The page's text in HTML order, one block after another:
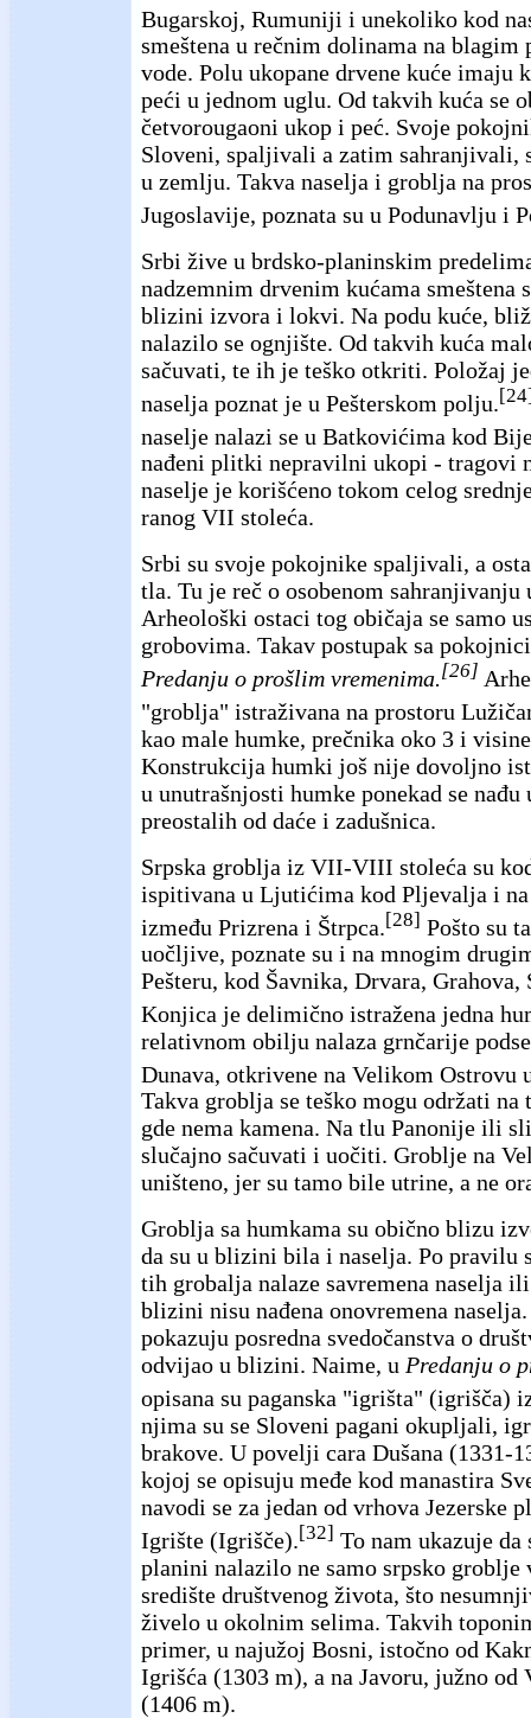
Bugarskoj, Rumuniji i unekoliko kod
smeštena u rečnim dolinama na
vode. Polu ukopane drvene kuće imaju
peći u jednom uglu. Od takvih kuća se
četvorougaoni ukop i peć. Svoje
Sloveni, spaljivali a zatim sahranjivali,
u zemlju. Takva naselja i groblja na
Jugoslavije, poznata su u Podunavlju i
Srbi žive u brdsko-planinskim
nadzemnim drvenim kućama smeštena
blizini izvora i lokvi. Na podu kuće,
nalazilo se ognjište. Od takvih kuća
sačuvati, te ih je teško otkriti. Položaj
naselja poznat je u Pešterskom polju.
naselje nalazi se u Batkovićima kod
nađeni plitki nepravilni ukopi - tragovi
naselje je korišćeno tokom celog
ranog VII stoleća.
Srbi su svoje pokojnike spaljivali, a
tla. Tu je reč o osobenom sahranjivanju
Arheološki ostaci tog običaja se samo
grobovima. Takav postupak sa
Predanju o prošlim vremenima.[26]
"groblja" istraživana na prostoru
kao male humke, prečnika oko 3 i
Konstrukcija humki još nije dovoljno
u unutrašnjosti humke ponekad se nađu
preostalih od daće i zadušnica.
Srpska groblja iz VII-VIII stoleća su
ispitivana u Ljutićima kod Pljevalja i
između Prizrena i Štrpca. [28] Pošto su
uočljive, poznate su i na mnogim
Pešteru, kod Šavnika, Drvara, Grahova,
Konjica je delimično istražena jedna
relativnom obilju nalaza grnčarije
Dunava, otkrivene na Velikom Ostrovu
Takva groblja se teško mogu održati na
gde nema kamena. Na tlu Panonije ili
slučajno sačuvati i uočiti. Groblje na
uništeno, jer su tamo bile utrine, a ne
Groblja sa humkama su obično blizu
da su u blizini bila i naselja. Po pravilu
tih grobalja nalaze savremena naselja
blizini nisu nađena onovremena
pokazuju posredna svedočanstva o
odvijao u blizini. Naime, u Predanju o
opisana su paganska "igrišta" (igrišča)
njima su se Sloveni pagani okupljali,
brakove. U povelji cara Dušana (1331-
kojoj se opisuju međe kod manastira
navodi se za jedan od vrhova Jezerske
Igrište (Igrišče).[32] To nam ukazuje da
planini nalazilo ne samo srpsko groblje
središte društvenog života, što
živelo u okolnim selima. Takvih
primer, u najužoj Bosni, istočno od
Igrišća (1303 m), a na Javoru, južno od
(1406 m).